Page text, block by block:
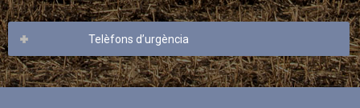
Telèfons d’urgència